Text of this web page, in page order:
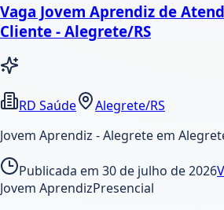
Vaga Jovem Aprendiz de
Cliente - Alegrete/RS
RD Saúde
Alegrete/RS
Jovem Aprendiz - Alegrete em
Publicada em 30 de julho de 2026
Jovem AprendizPresencial